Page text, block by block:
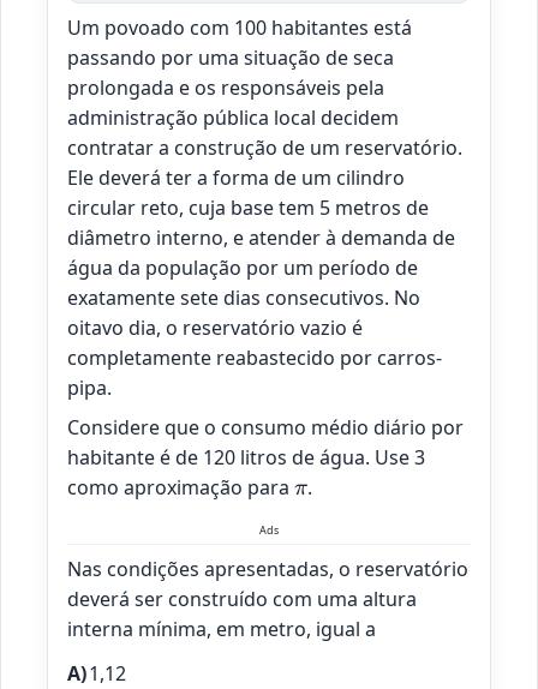
Um povoado com 100 habitantes está
passando por uma situação de seca
prolongada e os responsáveis pela
administração pública local decidem
contratar a construção de um reservatório.
Ele deverá ter a forma de um cilindro
circular reto, cuja base tem 5 metros de
diâmetro interno, e atender à demanda de
água da população por um período de
exatamente sete dias consecutivos. No
oitavo dia, o reservatório vazio é
completamente reabastecido por carros-
pipa.
Considere que o consumo médio diário por
habitante é de 120 litros de água. Use 3
como aproximação para
π
.
Ads
Nas condições apresentadas, o reservatório
deverá ser construído com uma altura
interna mínima, em metro, igual a
1,12